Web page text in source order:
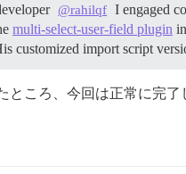
@rahilqf I engaged
multi-select-user-field plugin
customized import script
ところ、今回は正常に完